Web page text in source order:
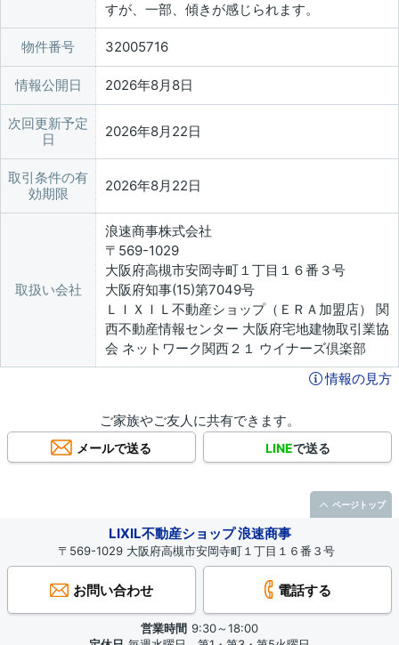
すが、一部、傾きが感じられます。
物件番号 32005716
情報公開日 2026年8月8日
次回更新予定
日
2026年8月22日
取引条件の有
効期限
2026年8月22日
取扱い会社
浪速商事株式会社
〒569-1029
大阪府高槻市安岡寺町１丁目１６番３号
大阪府知事(15)第7049号
ＬＩＸＩＬ不動産ショップ（ＥＲＡ加盟店） 関
西不動産情報センター 大阪府宅地建物取引業協
会 ネットワーク関西２１ ウイナーズ倶楽部
情報の見方
ご家族やご友人に共有できます。
メールで送る LINEで送る
LIXIL不動産ショップ 浪速商事
〒569-1029 大阪府高槻市安岡寺町１丁目１６番３号
お問い合わせ 電話する
営業時間 9:30～18:00
ページトップ